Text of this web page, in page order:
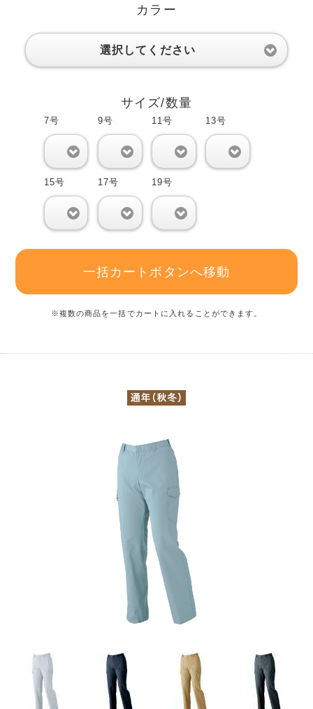
カラー
選択してください
サイズ/数量
7号 9号 11号 13号
15号 17号 19号
一括カートボタンへ移動
※複数の商品を一括でカートに入れることができます。